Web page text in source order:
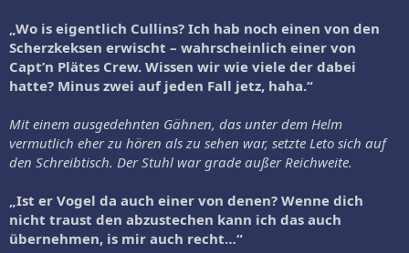
„Wo is eigentlich Cullins? Ich hab noch einen von den
Scherzkeksen erwischt – wahrscheinlich einer von
Capt’n Plätes Crew. Wissen wir wie viele der dabei
hatte? Minus zwei auf jeden Fall jetz, haha.“
Mit einem ausgedehnten Gähnen, das unter dem Helm
vermutlich eher zu hören als zu sehen war, setzte Leto sich auf
den Schreibtisch. Der Stuhl war grade außer Reichweite.
„Ist er Vogel da auch einer von denen? Wenne dich
nicht traust den abzustechen kann ich das auch
übernehmen, is mir auch recht…“